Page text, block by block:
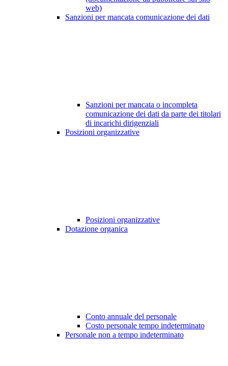
web)
Sanzioni per mancata comunicazione dei dati
Sanzioni per mancata o incompleta
comunicazione dei dati da parte dei titolari
di incarichi dirigenziali
Posizioni organizzative
Posizioni organizzative
Dotazione organica
Conto annuale del personale
Costo personale tempo indeterminato
Personale non a tempo indeterminato